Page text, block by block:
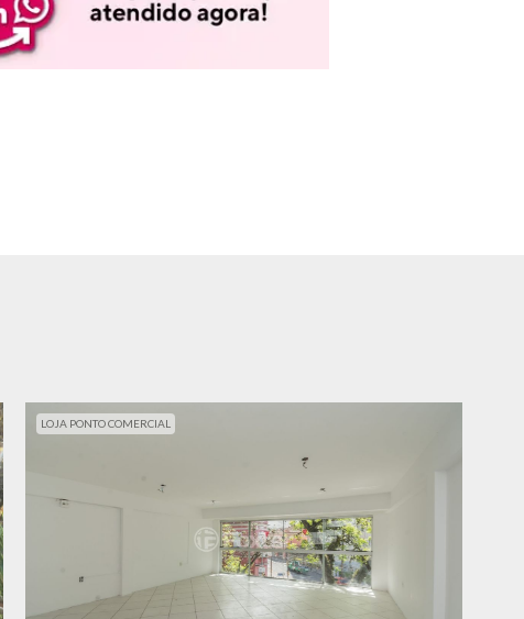
LOJA PONTO COMERCIAL